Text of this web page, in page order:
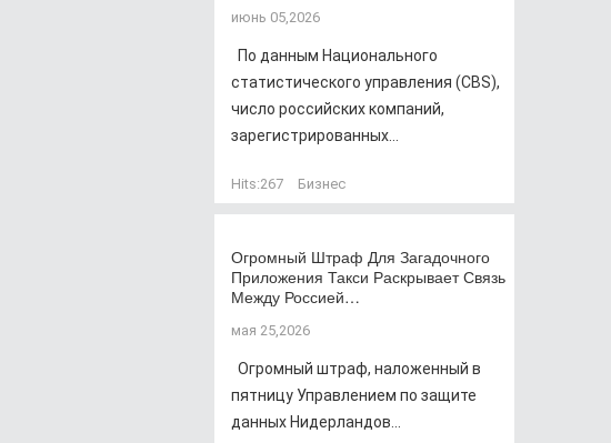
июнь 05,2026
По данным Национального
статистического управления (CBS),
число российских компаний,
зарегистрированных...
Hits:267 Бизнес
Огромный Штраф Для Загадочного
Приложения Такси Раскрывает Связь
Между Россией…
мая 25,2026
Огромный штраф, наложенный в
пятницу Управлением по защите
данных Нидерландов...